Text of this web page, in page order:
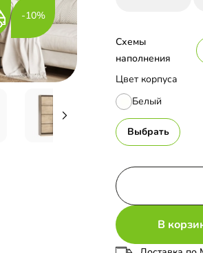
-10%
Цвет корпуса
Белый
Выбрать
Схемы
наполнения
В